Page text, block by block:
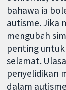
bahawa ia
autisme. Jika
mengubah
penting untuk
selamat.
penyelidikan
dalam